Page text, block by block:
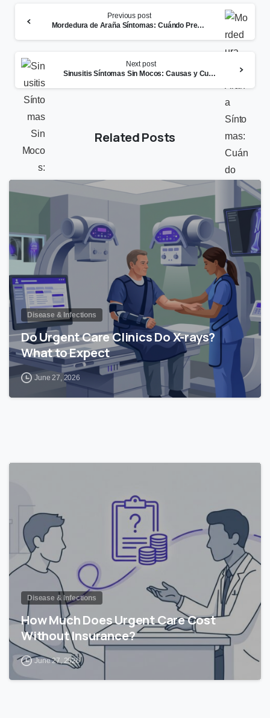
Reading
Previous post
Mordedura de Araña Síntomas: Cuándo Preocuparse y Qué Hacer
Next post
Sinusitis Síntomas Sin Mocos: Causas y Cuándo Buscar Atención
Related Posts
Disease & Infections
Do Urgent Care Clinics Do X-rays?
What to Expect
June 27, 2026
Disease & Infections
How Much Does Urgent Care Cost
Without Insurance?
June 27, 2026